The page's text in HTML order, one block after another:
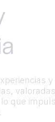
que